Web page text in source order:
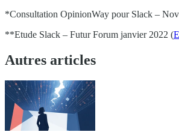
*Consultation OpinionWay pour Slack –
**Etude Slack – Futur Forum janvier 2022 (
Autres articles